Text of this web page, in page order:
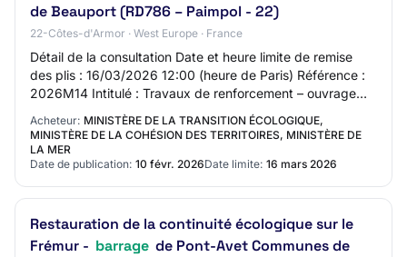
de Beauport (RD786 – Paimpol - 22)
22-Côtes-d'Armor · West Europe · France
Détail de la consultation Date et heure limite de remise
des plis : 16/03/2026 12:00 (heure de Paris) Référence :
2026M14 Intitulé : Travaux de renforcement – ouvrage
hydraulique de l’étang de Beaupo…
Acheteur: MINISTÈRE DE LA TRANSITION ÉCOLOGIQUE,
MINISTÈRE DE LA COHÉSION DES TERRITOIRES, MINISTÈRE DE
LA MER
Date de publication: 10 févr. 2026Date limite: 16 mars 2026
Restauration de la continuité écologique sur le
Frémur - barrage de Pont-Avet Communes de